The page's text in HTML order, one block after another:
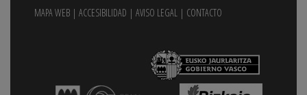
MAPA WEB | ACCESIBILIDAD | AVISO LEGAL | CONTACTO